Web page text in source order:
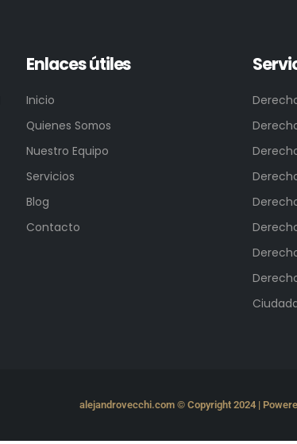
Enlaces útiles
Inicio
Quienes Somos
Nuestro Equipo
Servicios
Blog
Contacto
alejandrovecchi.com © Copyright 2024 |